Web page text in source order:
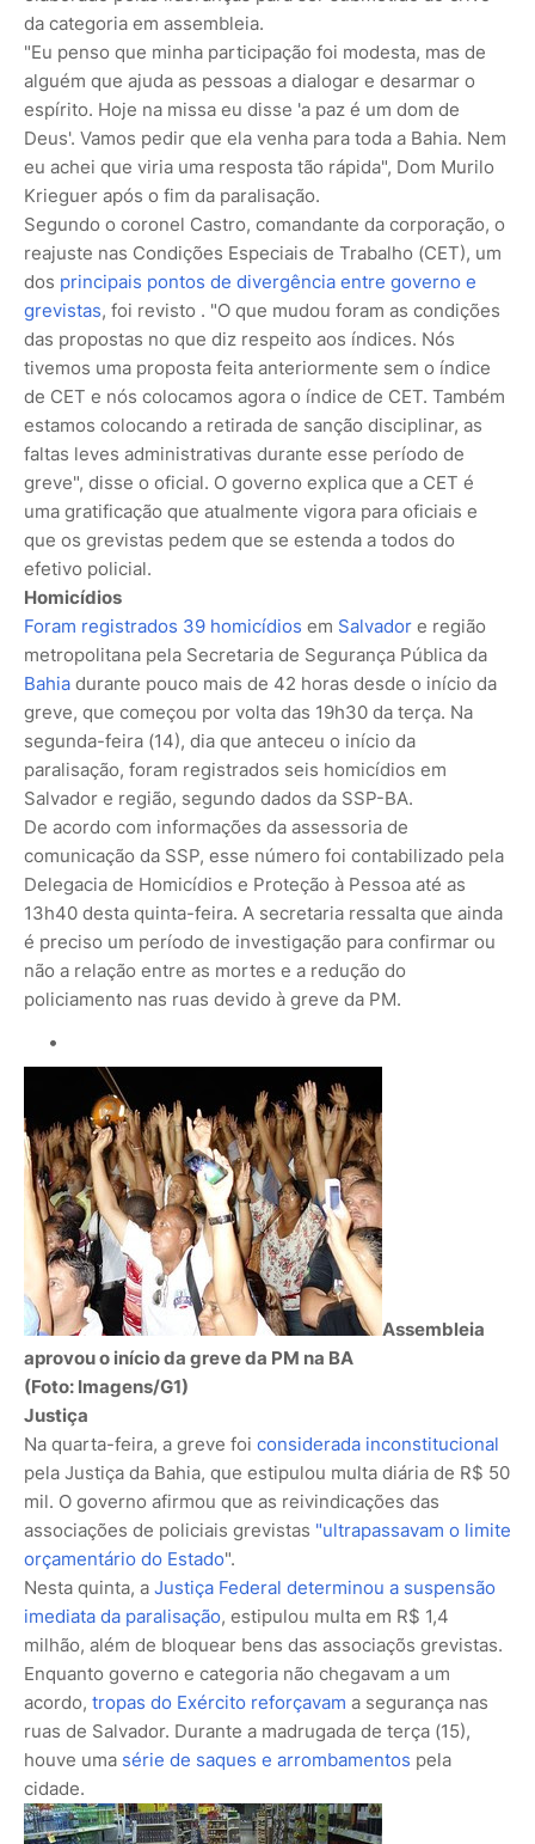
da categoria em assembleia.
"Eu penso que minha participação foi modesta, mas de
alguém que ajuda as pessoas a dialogar e desarmar o
espírito. Hoje na missa eu disse 'a paz é um dom de
Deus'. Vamos pedir que ela venha para toda a Bahia. Nem
eu achei que viria uma resposta tão rápida", Dom Murilo
Krieguer após o fim da paralisação.
Segundo o coronel Castro, comandante da corporação, o
reajuste nas Condições Especiais de Trabalho (CET), um
dos principais pontos de divergência entre governo e
grevistas, foi revisto . "O que mudou foram as condições
das propostas no que diz respeito aos índices. Nós
tivemos uma proposta feita anteriormente sem o índice
de CET e nós colocamos agora o índice de CET. Também
estamos colocando a retirada de sanção disciplinar, as
faltas leves administrativas durante esse período de
greve", disse o oficial. O governo explica que a CET é
uma gratificação que atualmente vigora para oficiais e
que os grevistas pedem que se estenda a todos do
efetivo policial.
Homicídios
Foram registrados 39 homicídios em Salvador e região
metropolitana pela Secretaria de Segurança Pública da
Bahia durante pouco mais de 42 horas desde o início da
greve, que começou por volta das 19h30 da terça. Na
segunda-feira (14), dia que anteceu o início da
paralisação, foram registrados seis homicídios em
Salvador e região, segundo dados da SSP-BA.
De acordo com informações da assessoria de
comunicação da SSP, esse número foi contabilizado pela
Delegacia de Homicídios e Proteção à Pessoa até as
13h40 desta quinta-feira. A secretaria ressalta que ainda
é preciso um período de investigação para confirmar ou
não a relação entre as mortes e a redução do
policiamento nas ruas devido à greve da PM.
Assembleia
aprovou o início da greve da PM na BA
(Foto: Imagens/G1)
Justiça
Na quarta-feira, a greve foi considerada inconstitucional
pela Justiça da Bahia, que estipulou multa diária de R$ 50
mil. O governo afirmou que as reivindicações das
associações de policiais grevistas "ultrapassavam o limite
orçamentário do Estado".
Nesta quinta, a Justiça Federal determinou a suspensão
imediata da paralisação, estipulou multa em R$ 1,4
milhão, além de bloquear bens das associaçõs grevistas.
Enquanto governo e categoria não chegavam a um
acordo, tropas do Exército reforçavam a segurança nas
ruas de Salvador. Durante a madrugada de terça (15),
houve uma série de saques e arrombamentos pela
cidade.